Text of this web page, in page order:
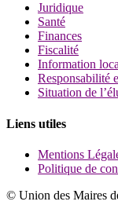
Juridique
Santé
Finances
Fiscalité
Information
Responsabilité
Situation de
Liens utiles
Mentions
Politique de
© Union des Maires